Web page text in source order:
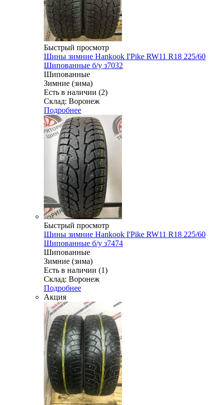
Быстрый просмотр
Шины зимние Hankook I'Pike RW11 R18 225/60
Шипованные б/у з7032
Шипованные
Зимние (зима)
Есть в наличии (2)
Склад: Воронеж
Подробнее
Быстрый просмотр
Шины зимние Hankook I'Pike RW11 R18 225/60
Шипованные б/у з7474
Шипованные
Зимние (зима)
Есть в наличии (1)
Склад: Воронеж
Подробнее
Акция